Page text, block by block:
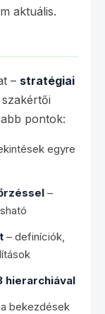
aktuális.
– stratégiai
pontok:
egyre
–
– definíciók,
hierarchiával
a bekezdések